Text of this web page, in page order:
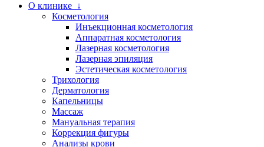
О клинике ↓
Косметология
Инъекционная косметология
Аппаратная косметология
Лазерная косметология
Лазерная эпиляция
Эстетическая косметология
Трихология
Дерматология
Капельницы
Массаж
Мануальная терапия
Коррекция фигуры
Анализы крови